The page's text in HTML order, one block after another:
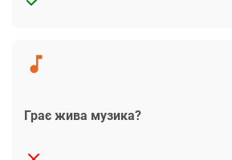
Грає жива музика?